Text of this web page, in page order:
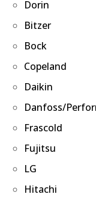
Dorin
Bitzer
Bock
Copeland
Daikin
Danfoss/
Frascold
Fujitsu
LG
Hitachi